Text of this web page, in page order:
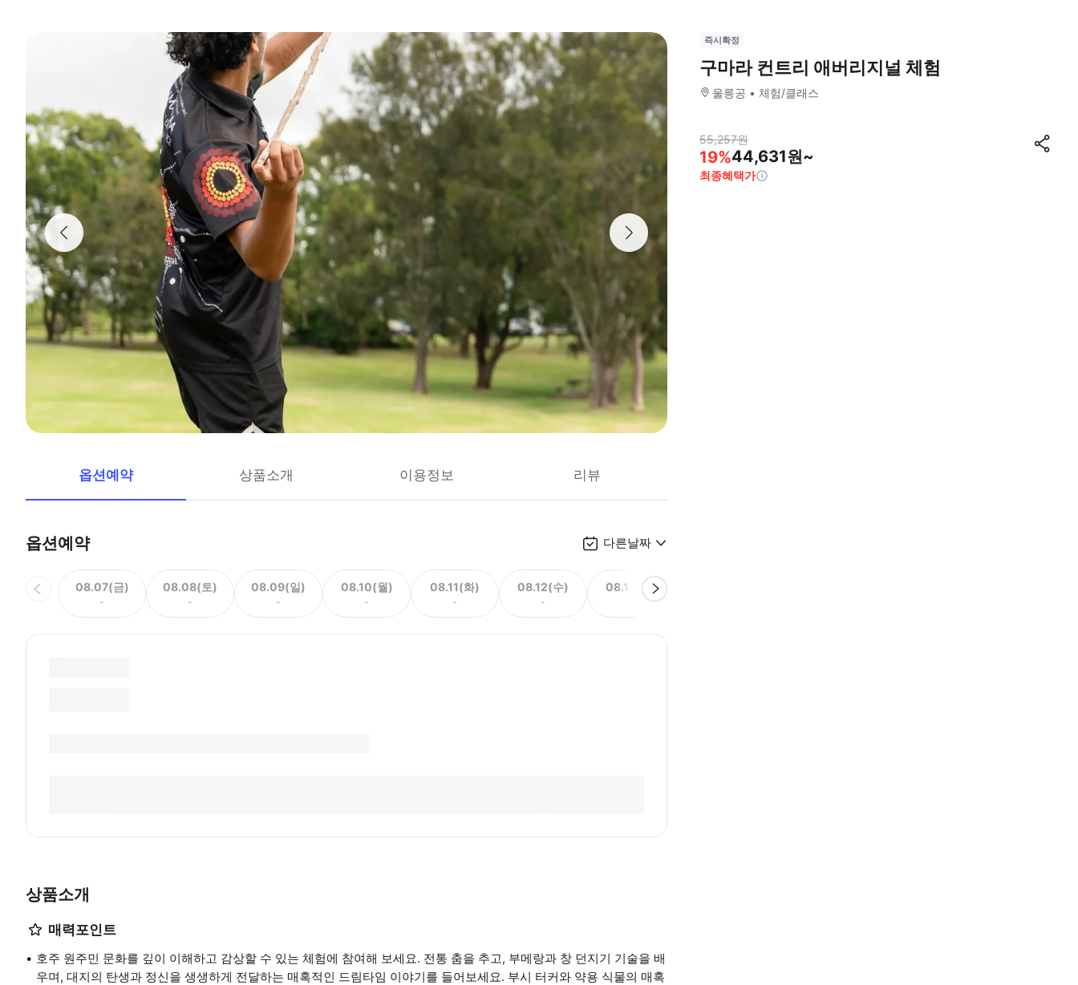
옵션예약 상품소개 이용정보 리뷰
옵션예약 다른날짜
08.07(금)
-
08.08(토)
-
08.09(일)
-
08.10(월)
-
08.11(화)
-
08.12(수)
-
08.13(목)
상품소개
매력포인트
호주 원주민 문화를 깊이 이해하고 감상할 수 있는 체험에 참여해 보세요. 전통 춤을 추고, 부메랑과 창 던지기 기술을 배
우며, 대지의 탄생과 정신을 생생하게 전달하는 매혹적인 드림타임 이야기를 들어보세요. 부시 터커와 약용 식물의 매혹
즉시확정
구마라 컨트리 애버리지널 체험
울릉공 체험/클래스
55,257원
19%44,631원~
최종혜택가